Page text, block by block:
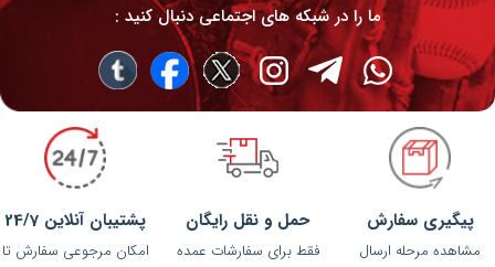
ما را در شبکه های اجتماعی دنبال کنید :
پیگیری سفارش
مشاهده مرحله ارسال
حمل و نقل رایگان
فقط برای سفارشات عمده
پشتیبان آنلاین 24/7
امکان مرجوعی سفارش تا